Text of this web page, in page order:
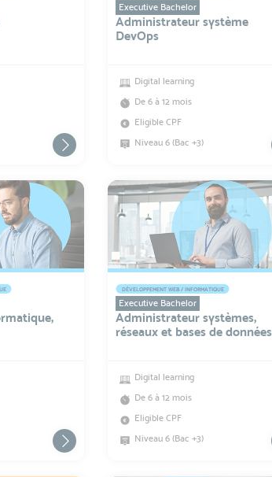
Executive Bachelor
Administrateur système
DevOps
Digital learning
De 6 à 12 mois
Eligible CPF
Niveau 6 (Bac +3)
DÉVELOPPEMENT WEB / INFORMATIQUE
Executive Bachelor
Administrateur systèmes,
réseaux et bases de données
Digital learning
De 6 à 12 mois
Eligible CPF
Niveau 6 (Bac +3)